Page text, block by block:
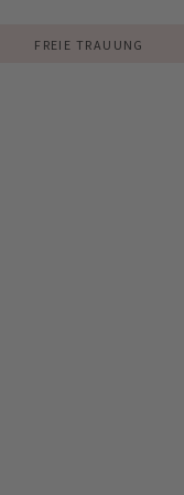
FREIE TRAUUNG